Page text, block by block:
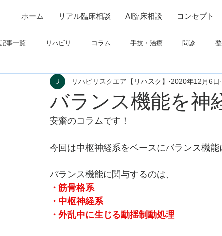
ホーム リアル臨床相談 AI臨床相談 コンセプト
記事一覧 リハビリ コラム 手技・治療 問診
制度関連 学会・研究関連 高次脳機能障害
フィジカルアセスメント 仕事について
バランス機能を神
リハビリスクエア【リハスク】 2020年12月6日
安齋のコラムです！
今回は中枢神経系をベースにバランス機
バランス機能に関与するのは、
・筋骨格系
・中枢神経系
・外乱中に生じる動揺制動処理